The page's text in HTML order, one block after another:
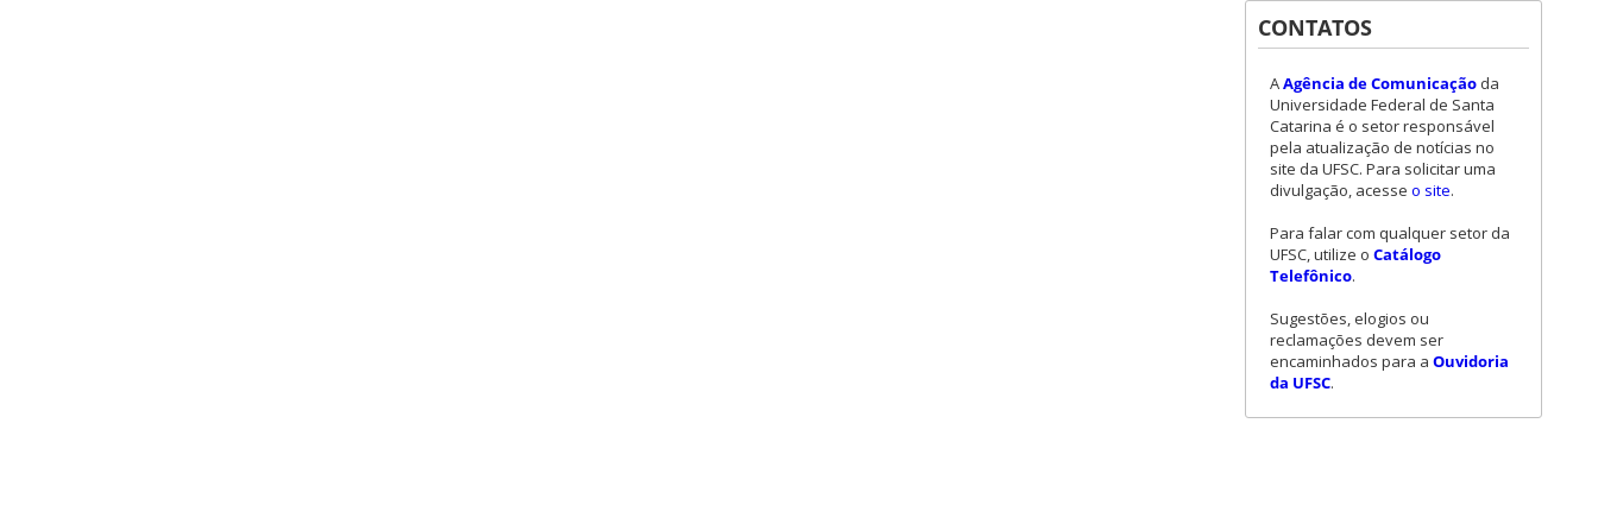
CONTATOS
AAgência de Comunicação da
Universidade Federal de Santa
Catarina é o setor responsável
pela atualização de notícias no
site da UFSC. Para solicitar uma
divulgação, acesse o site.
Para falar com qualquer setor da
UFSC, utilize o Catálogo
Telefônico.
Sugestões, elogios ou
reclamações devem ser
encaminhados para a Ouvidoria
da UFSC.